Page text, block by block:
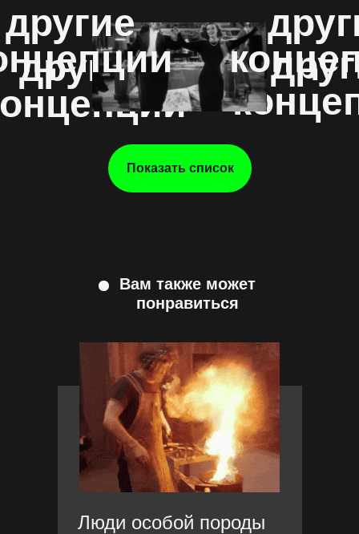
другие
Показать список
другие
Вам также может
понравиться
Люди особой породы